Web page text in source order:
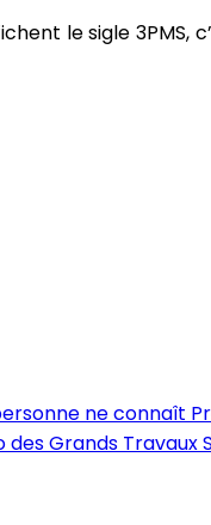
le sigle
ne connaît
des Grands Travaux